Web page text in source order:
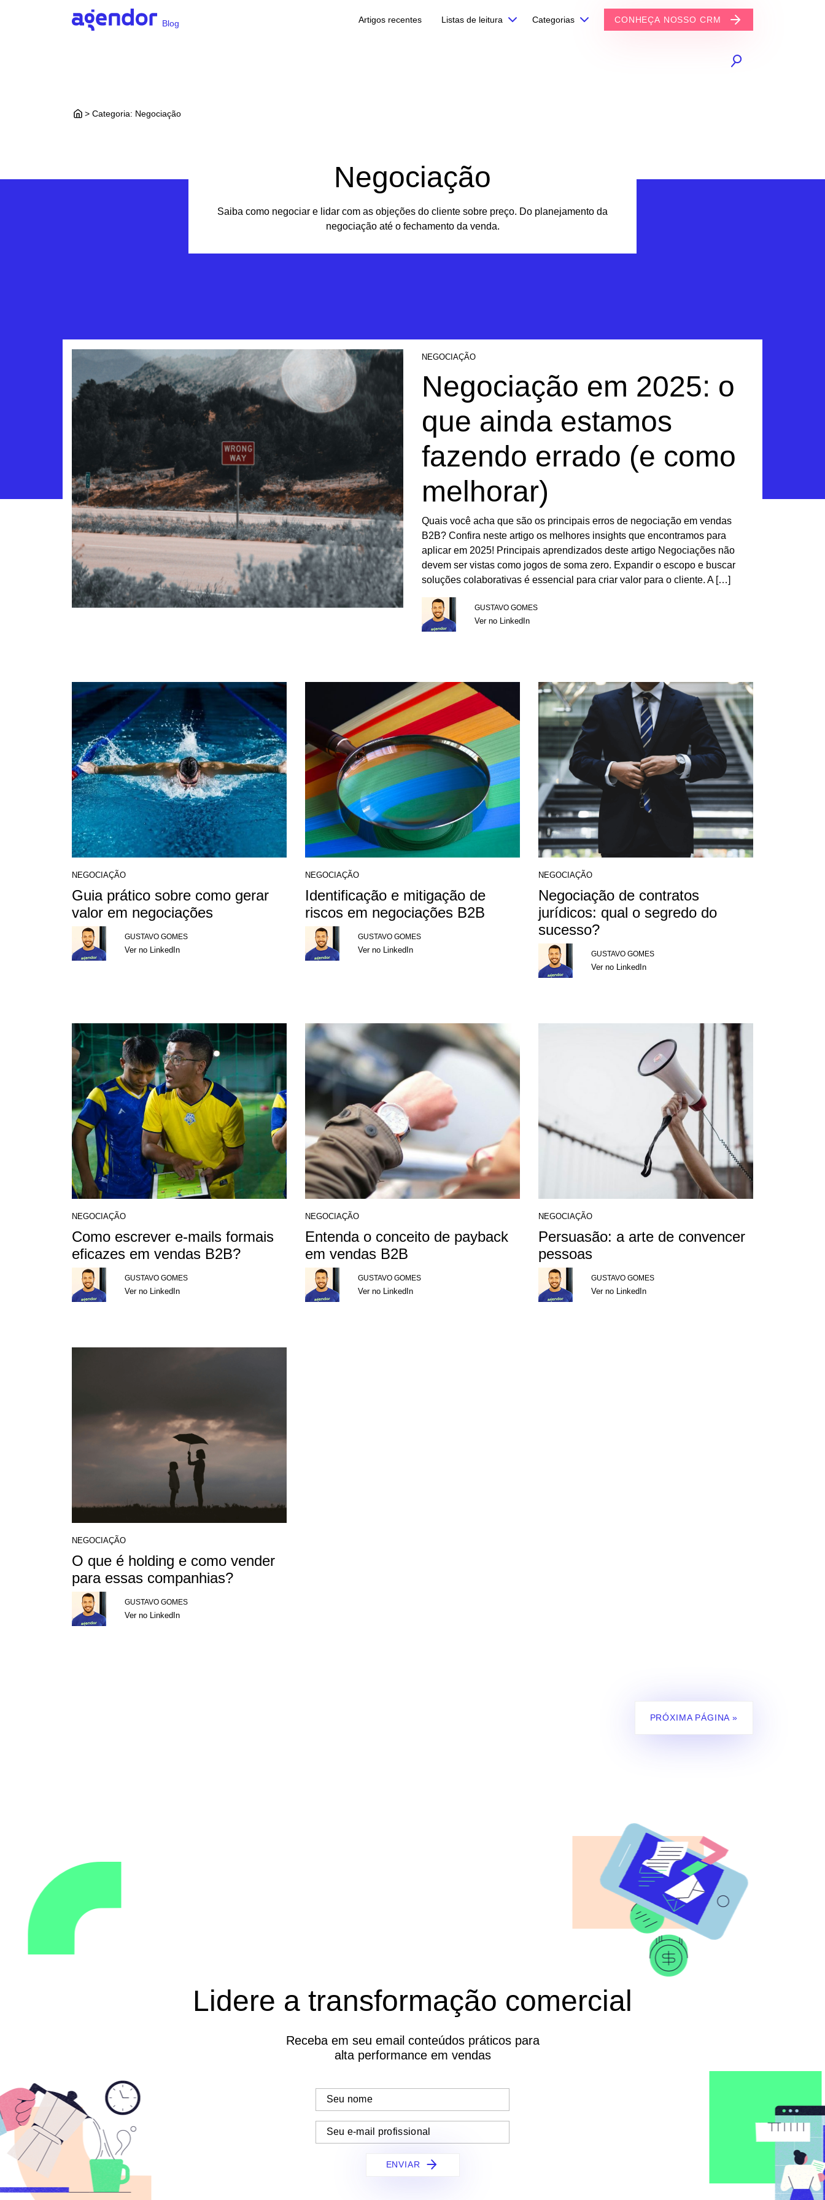
Blog Artigos recentes Listas de leitura Categorias CONHEÇA NOSSO CRM
> Categoria: Negociação
Negociação
Saiba como negociar e lidar com as objeções do cliente sobre preço. Do planejamento da
negociação até o fechamento da venda.
NEGOCIAÇÃO
Negociação em 2025: o
que ainda estamos
fazendo errado (e como
melhorar)
Quais você acha que são os principais erros de negociação em vendas
B2B? Confira neste artigo os melhores insights que encontramos para
aplicar em 2025! Principais aprendizados deste artigo Negociações não
devem ser vistas como jogos de soma zero. Expandir o escopo e buscar
soluções colaborativas é essencial para criar valor para o cliente. A […]
GUSTAVO GOMES
Ver no LinkedIn
NEGOCIAÇÃO
Guia prático sobre como gerar
valor em negociações
GUSTAVO GOMES
Ver no LinkedIn
NEGOCIAÇÃO
Identificação e mitigação de
riscos em negociações B2B
GUSTAVO GOMES
Ver no LinkedIn
NEGOCIAÇÃO
Negociação de contratos
jurídicos: qual o segredo do
sucesso?
GUSTAVO GOMES
Ver no LinkedIn
NEGOCIAÇÃO
Como escrever e-mails formais
eficazes em vendas B2B?
GUSTAVO GOMES
Ver no LinkedIn
NEGOCIAÇÃO
Entenda o conceito de payback
em vendas B2B
GUSTAVO GOMES
Ver no LinkedIn
NEGOCIAÇÃO
Persuasão: a arte de convencer
pessoas
GUSTAVO GOMES
Ver no LinkedIn
NEGOCIAÇÃO
O que é holding e como vender
para essas companhias?
GUSTAVO GOMES
Ver no LinkedIn
PRÓXIMA PÁGINA »
Lidere a transformação comercial
Receba em seu email conteúdos práticos para
alta performance em vendas
ENVIAR